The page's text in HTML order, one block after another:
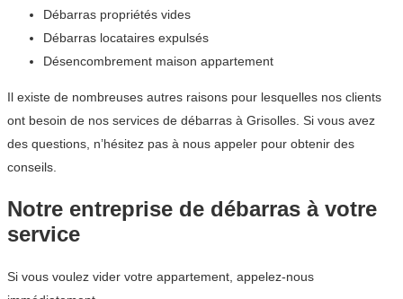
Débarras propriétés vides
Débarras locataires expulsés
Désencombrement maison appartement
Il existe de nombreuses autres raisons pour lesquelles nos clients
ont besoin de nos services de débarras à Grisolles. Si vous avez
des questions, n’hésitez pas à nous appeler pour obtenir des
conseils.
Notre entreprise de débarras à votre
service
Si vous voulez vider votre appartement, appelez-nous